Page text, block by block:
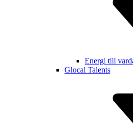
Energi till
Glocal Talents